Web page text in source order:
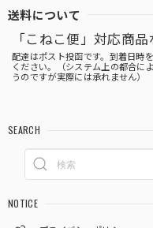
送料について
「こねこ便」対応商品
配達はポスト投函です。到着日時
ください。（システム上の都合に
うのですが実際には承れません）
SEARCH
NOTICE